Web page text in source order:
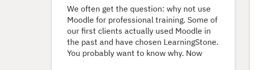
We often get the question: why not use
Moodle for professional training. Some of
our first clients actually used Moodle in
the past and have chosen LearningStone.
You probably want to know why. Now